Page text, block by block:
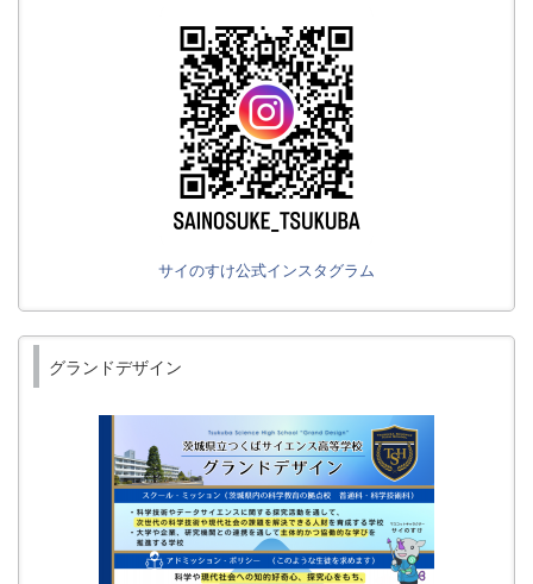
サイのすけ公式インスタグラム
グランドデザイン